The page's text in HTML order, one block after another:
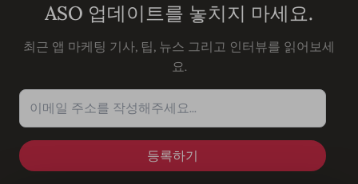
ASO 업데이트를 놓치지 마세요.
최근 앱 마케팅 기사, 팁, 뉴스 그리고 인터뷰를 읽어보세
요.
이메일 주소를 작성해주세요...